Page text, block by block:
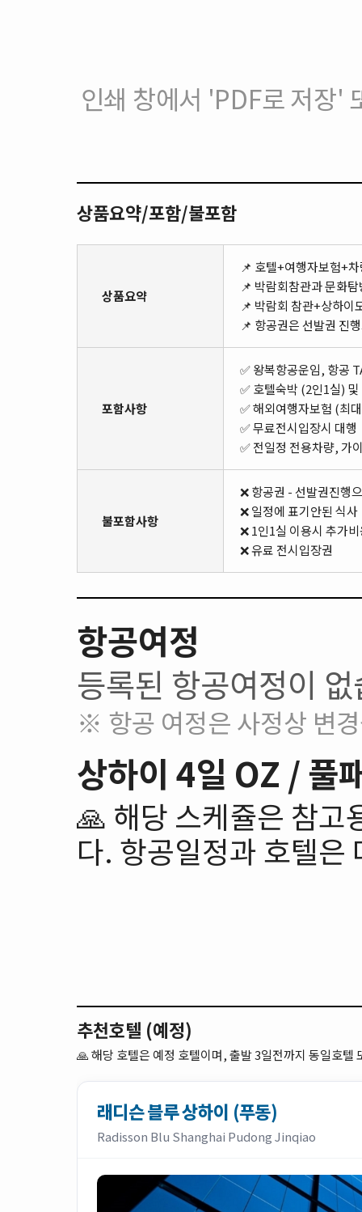
인쇄 창에서 'PDF로 저
상품요약/포함/불포함
상품요약
📌 호텔+여행자보험+
📌 박람회참관과 문화
📌 박람회 참관+상하이
📌 항공권은 선발권 진
포함사항
✅ 왕복항공운임, 항공
✅ 호텔숙박 (2인1실)
✅ 해외여행자보험 (최
✅ 무료전시입장시 대행
✅ 전일정 전용차량, 가
불포함사항
❌ 항공권 - 선발권진행
❌ 일정에 표기안된 식사
❌ 1인1실 이용시 추가
❌ 유료 전시입장권
항공여정
등록된 항공여정이
※ 항공 여정은 사정상 변
상하이 4일 OZ / 풀
🙏 해당 스케쥴은 참고
다. 항공일정과 호텔은
추천호텔 (예정)
🙏해당 호텔은 예정 호텔이며, 출발 3일전까지 동일호텔
래디슨 블루 상하이 (푸동)
Radisson Blu Shanghai Pudong Jinqiao